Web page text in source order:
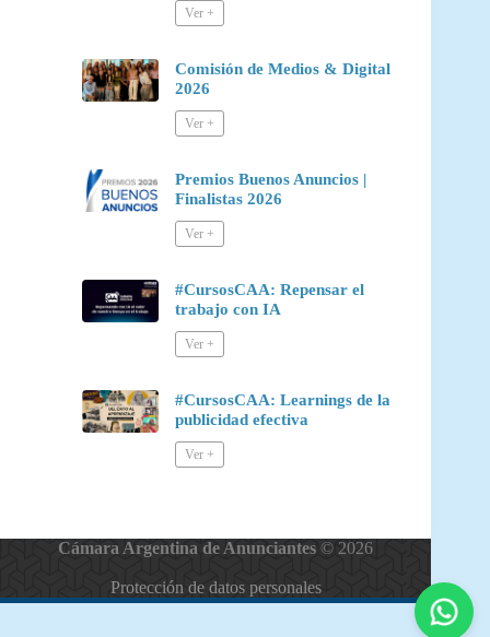
Comisión de Medios & Digital
2026
Premios Buenos Anuncios |
Finalistas 2026
#CursosCAA: Repensar el
trabajo con IA
#CursosCAA: Learnings de la
publicidad efectiva
Cámara Argentina de Anunciantes © 2026
Protección de datos personales